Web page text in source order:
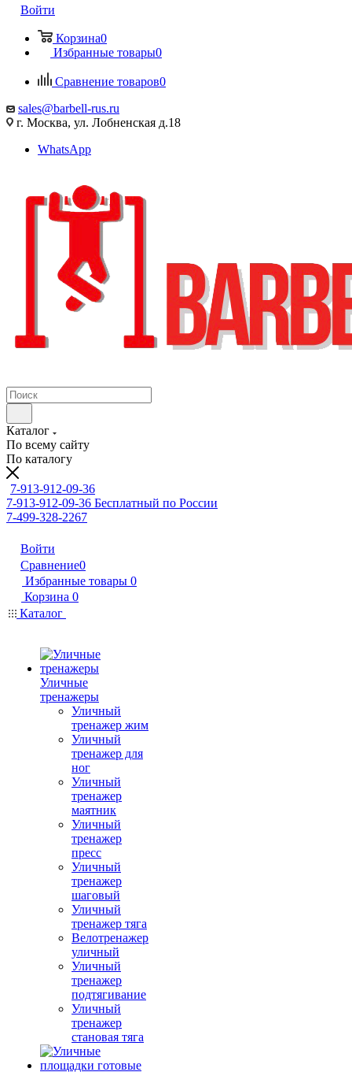
Войти
Корзина0
Избранные товары0
Сравнение товаров0
sales@barbell-rus.ru
г. Москва, ул. Лобненская д.18
WhatsApp
Каталог
По всему сайту
По каталогу
7-913-912-09-36
7-913-912-09-36 Бесплатный по России
7-499-328-2267
Войти
Сравнение0
Избранные товары 0
Корзина 0
Каталог
Уличные
тренажеры
Уличный
тренажер жим
Уличный
тренажер для
ног
Уличный
тренажер
маятник
Уличный
тренажер
пресс
Уличный
тренажер
шаговый
Уличный
тренажер тяга
Велотренажер
уличный
Уличный
тренажер
подтягивание
Уличный
тренажер
становая тяга